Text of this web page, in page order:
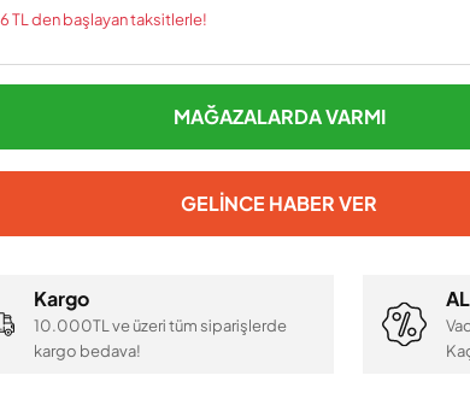
TL den başlayan taksitlerle!
MAĞAZALARDA VARMI
GELINCE HABER VER
Kargo
10.000TL ve üzeri tüm siparişlerde
kargo bedava!